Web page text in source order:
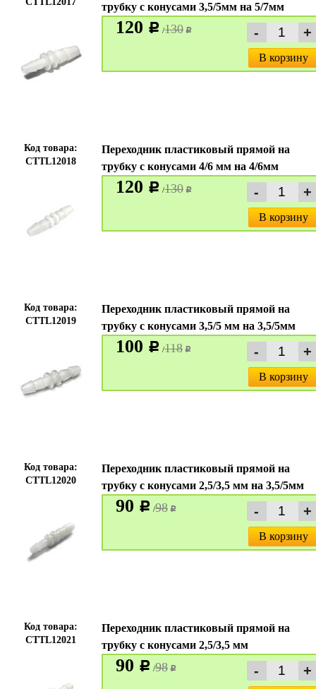
трубку с конусами 3,5/5мм на 5/7мм
120 c /130 c
В корзину
Код товара:
CTTL12018
Переходник пластиковый прямой на
трубку с конусами 4/6 мм на 4/6мм
120 c /130 c
В корзину
Код товара:
CTTL12019
Переходник пластиковый прямой на
трубку с конусами 3,5/5 мм на 3,5/5мм
100 c /118 c
В корзину
Код товара:
CTTL12020
Переходник пластиковый прямой на
трубку с конусами 2,5/3,5 мм на 3,5/5мм
90 c /98 c
В корзину
Код товара:
CTTL12021
Переходник пластиковый прямой на
трубку с конусами 2,5/3,5 мм
90 c /98 c